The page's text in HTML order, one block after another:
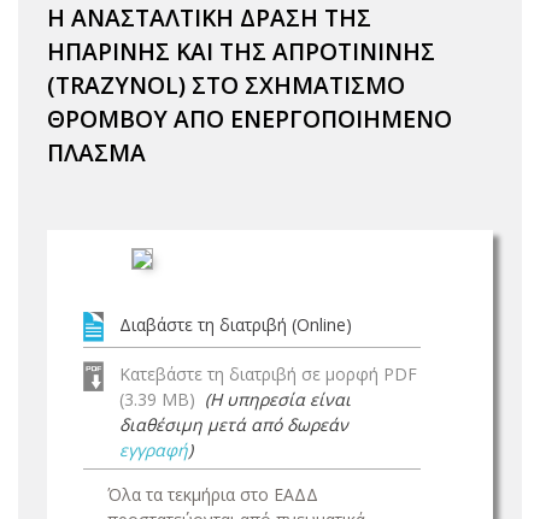
Η ΑΝΑΣΤΑΛΤΙΚΗ ΔΡΑΣΗ ΤΗΣ
ΗΠΑΡΙΝΗΣ ΚΑΙ ΤΗΣ ΑΠΡΟΤΙΝΙΝΗΣ
(TRAZYNOL) ΣΤΟ ΣΧΗΜΑΤΙΣΜΟ
ΘΡΟΜΒΟΥ ΑΠΟ ΕΝΕΡΓΟΠΟΙΗΜΕΝΟ
ΠΛΑΣΜΑ
Διαβάστε τη διατριβή (Online)
Κατεβάστε τη διατριβή σε μορφή PDF
(3.39 MB) (Η υπηρεσία είναι
διαθέσιμη μετά από δωρεάν
εγγραφή)
Όλα τα τεκμήρια στο ΕΑΔΔ